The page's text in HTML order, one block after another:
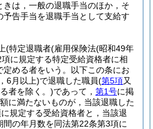
きは，一般の退職手当のほか，そ
告手当を退職手当として支給す
(特定退職者(雇用保険法(昭和49年
に規定する特定受給資格者に相
定める者をいう。以下この条にお
6月以上)で退職した職員(第5項又
者を除く。)であって， 第1号に掲
に満たないものが，当該退職した
規定する受給資格者と，当該退
の年月数を同法第22条第3項に